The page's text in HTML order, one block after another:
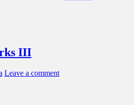
III
Leave a comment